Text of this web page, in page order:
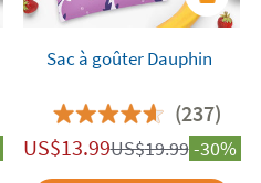
Sac à goûter Dauphin
(237)
US$13.99US$19.99-30%